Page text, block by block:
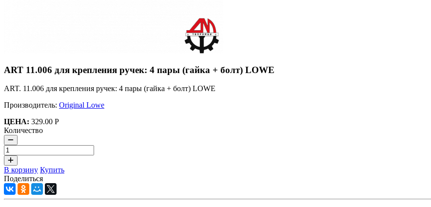
ART 11.006 для крепления ручек: 4 пары (гайка + болт) LOWE
ART. 11.006 для крепления ручек: 4 пары (гайка + болт) LOWE
Производитель: Original Lowe
ЦЕНА: 329.00 Р
Количество
В корзину Купить
Поделиться